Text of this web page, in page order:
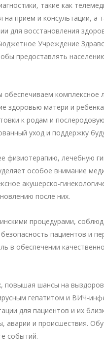
такие как
прием и консультации, а
восстановления
Учреждение
предоставлять
комплексное
здоровью матери и
к родам и
уход и поддержку
физиотерапию, лечебную
особое внимание
акушерско-
после них.
процедурами,
пациентов и
обеспечении
повышая шансы на
гепатитом и ВИЧ-
для пациентов и их
аварии и происшествия.
событий.